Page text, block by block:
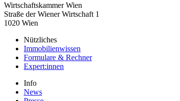
Wirtschaftskammer Wien
Straße der Wiener Wirtschaft 1
1020 Wien
Nützliches
Immobilienwissen
Formulare & Rechner
Expert:innen
Info
News